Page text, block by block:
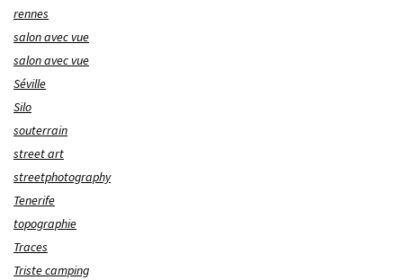
rennes
salon avec vue
salon avec vue
Séville
Silo
souterrain
street art
streetphotography
Tenerife
topographie
Traces
Triste camping